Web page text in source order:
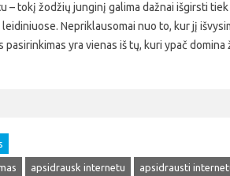
– tokį žodžių junginį galima dažnai išgirsti
Nepriklausomai nuo to, kur jį
pasirinkimas yra vienas iš tų, kuri ypač
apsidrausk internetu
apsidrausti